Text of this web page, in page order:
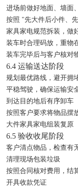
进场前做好地面、墙面
按照 "先大件后小件、
家具家电规范拆装，做
装车时合理码放，重物
装车完毕后与客户核对
6.4 运输送达阶段
规划最优路线，避开拥
平稳驾驶，确保运输安
到达目的地后有序卸车
按照客户要求将物品摆
大件家具家电组装复原
6.5 验收收尾阶段
客户清点物品，检查有
清理现场包装垃圾
按照合同核对费用，结
开具收款凭证